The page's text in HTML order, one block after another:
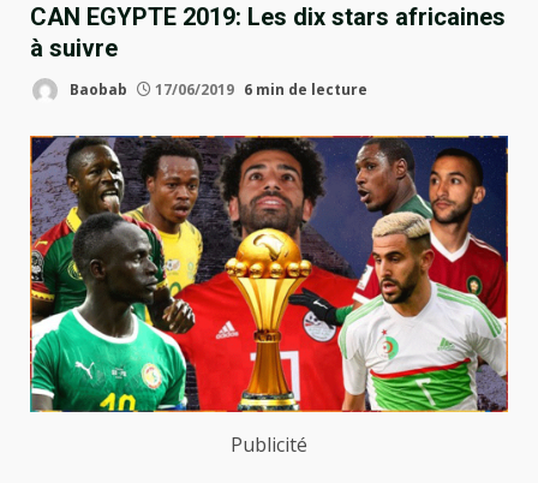
CAN EGYPTE 2019: Les dix stars africaines
à suivre
Baobab 17/06/2019 6 min de lecture
Publicité